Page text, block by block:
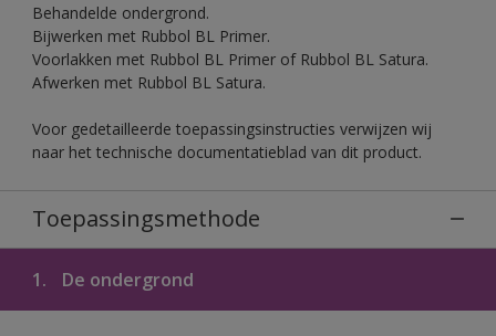
Behandelde ondergrond.
Bijwerken met Rubbol BL Primer.
Voorlakken met Rubbol BL Primer of Rubbol BL Satura.
Afwerken met Rubbol BL Satura.
Voor gedetailleerde toepassingsinstructies verwijzen wij
naar het technische documentatieblad van dit product.
Toepassingsmethode
1. De ondergrond